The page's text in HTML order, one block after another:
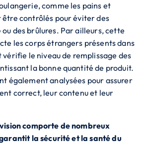
comme les pains et
être contrôlés pour éviter des
des brûlures. Par ailleurs, cette
les corps étrangers présents dans
vérifie le niveau de remplissage des
la bonne quantité de produit.
également analysées pour assurer
correct, leur contenu et leur
comporte de nombreux
la sécurité et la santé du